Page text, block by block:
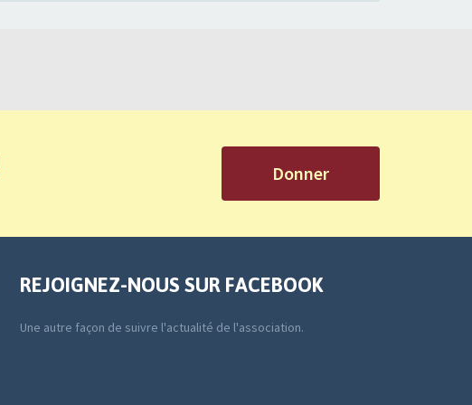
Donner
REJOIGNEZ-NOUS SUR FACEBOOK
Une autre façon de suivre l'actualité de l'association.